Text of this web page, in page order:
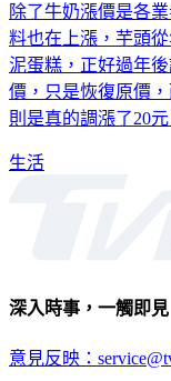
除了牛奶漲價是各
料也在上漲，芋頭
泥蛋糕，正好過年
價，只是恢復原價
則是真的調漲了20元
生活
深入時事，一觸即見
意見反映：